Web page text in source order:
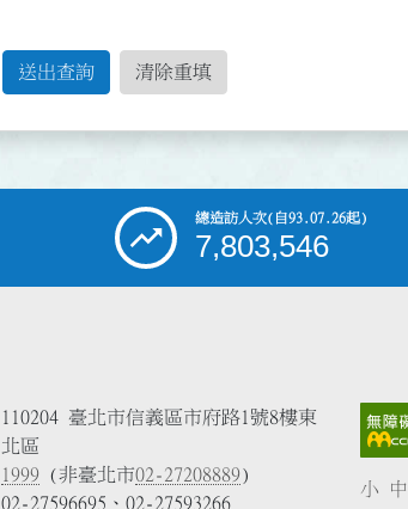
送出查詢 清除重填
總造訪人次(自93.07.26起)
7,803,546
110204 臺北市信義區市府路1號8樓東
北區
1999 (非臺北市02-27208889)
02-27596695、02-27593266
小 中